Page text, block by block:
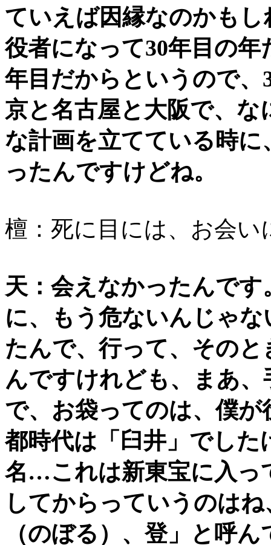
ていえば因縁なのかも
役者になって30年目の
年目だからというので
京と名古屋と大阪で、
な計画を立てている時
ったんですけどね。
檀：死に目には、お会
天：会えなかったんで
に、もう危ないんじゃ
たんで、行って、その
んですけれども、まあ
で、お袋ってのは、僕
都時代は「臼井」でし
名…これは新東宝に入っ
してからっていうのは
（のぼる）、登」と呼